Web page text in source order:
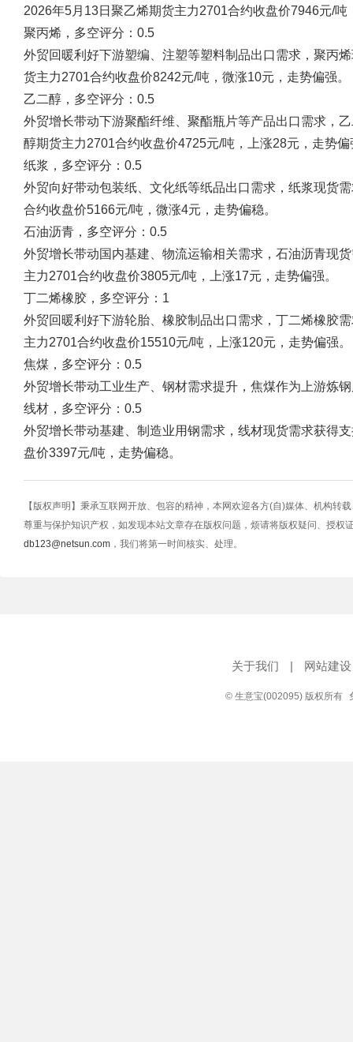
2026年5月13日聚乙烯期货主力2701合约收盘价7946元/吨
聚丙烯，多空评分：0.5
外贸回暖利好下游塑编、注塑等塑料制品出口需求，聚丙
货主力2701合约收盘价8242元/吨，微涨10元，走势偏强。
乙二醇，多空评分：0.5
外贸增长带动下游聚酯纤维、聚酯瓶片等产品出口需求，
醇期货主力2701合约收盘价4725元/吨，上涨28元，走势偏
纸浆，多空评分：0.5
外贸向好带动包装纸、文化纸等纸品出口需求，纸浆现货
合约收盘价5166元/吨，微涨4元，走势偏稳。
石油沥青，多空评分：0.5
外贸增长带动国内基建、物流运输相关需求，石油沥青现
主力2701合约收盘价3805元/吨，上涨17元，走势偏强。
丁二烯橡胶，多空评分：1
外贸回暖利好下游轮胎、橡胶制品出口需求，丁二烯橡胶
主力2701合约收盘价15510元/吨，上涨120元，走势偏强。
焦煤，多空评分：0.5
外贸增长带动工业生产、钢材需求提升，焦煤作为上游炼
线材，多空评分：0.5
外贸增长带动基建、制造业用钢需求，线材现货需求获得
盘价3397元/吨，走势偏稳。
【版权声明】秉承互联网开放、包容的精神，本网欢迎各方(自)媒体、机构转
尊重与保护知识产权，如发现本站文章存在版权问题，烦请将版权疑问、授权
db123@netsun.com ，我们将第一时间核实、处理。
关于我们 | 网站建设
© 生意宝(002095) 版权所有